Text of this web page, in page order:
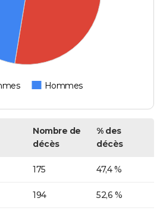
Hommes
Nombre de
décès
% des
décès
175 47,4 %
194 52,6 %